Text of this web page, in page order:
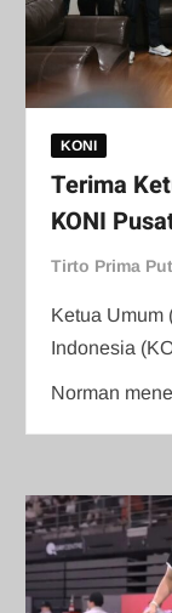
KONI
Terima
KONI
Tirto Prima
Ketua Umum
Indonesia
Norman